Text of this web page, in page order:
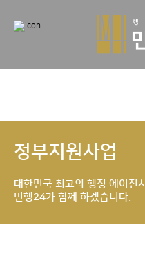
정부지원사업
대한민국 최고의 행정 에이전시
민행24가 함께 하겠습니다.